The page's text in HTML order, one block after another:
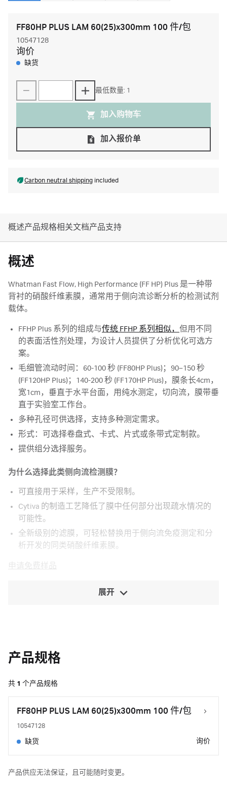
FF80HP PLUS LAM 60(25)x300mm 100 件/包
10547128
询价
缺货
最低数量: 1
加入购物⻋
加入报价单
Carbon neutral shipping included
概述产品规格相关文档产品支持
概述
Whatman Fast Flow, High Performance (FF HP) Plus 是一种带
背衬的硝酸纤维素膜，通常用于侧向流诊断分析的检测试剂
载体。
FFHP Plus 系列的组成与传统 FFHP 系列相似， 但用不同
的表面活性剂处理，为设计人员提供了分析优化可选方
案。
毛细管流动时间：60-100 秒 (FF80HP Plus)；90–150 秒
(FF120HP Plus)；140-200 秒 (FF170HP Plus)，膜条长4cm，
宽1cm，垂直于水平台面，用纯水测定，切向流，膜带垂
直于实验室工作台。
多种孔径可供选择，支持多种测定需求。
形式：可选择卷盘式、卡式、片式或条带式定制款。
提供组分选择服务。
为什么选择此类侧向流检测膜？
可直接用于采样，生产不受限制。
Cytiva 的制造工艺降低了膜中任何部分出现疏水情况的
可能性。
全新级别的滤膜，可轻松替换用于侧向流免疫测定和分
析开发的同类硝酸纤维素膜。
展开
产品规格
共 1 个产品规格
FF80HP PLUS LAM 60(25)x300mm 100 件/包
10547128
缺货 询价
产品供应无法保证，且可能随时变更。